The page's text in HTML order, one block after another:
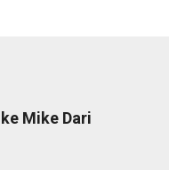
Mike Dari